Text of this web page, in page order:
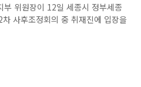
위원장이 12일 세종시 정부세종
사후조정회의 중 취재진에 입장을